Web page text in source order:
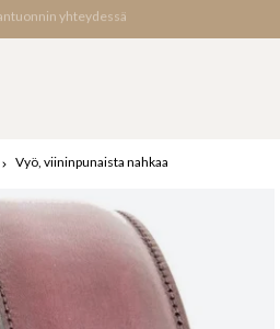
Vyö, viininpunaista nahkaa